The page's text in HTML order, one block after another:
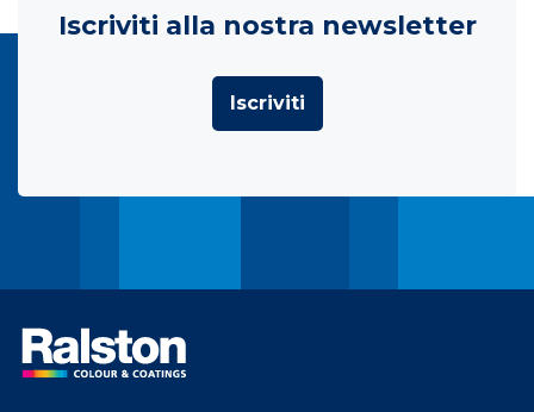
Iscriviti alla nostra newsletter
Iscriviti